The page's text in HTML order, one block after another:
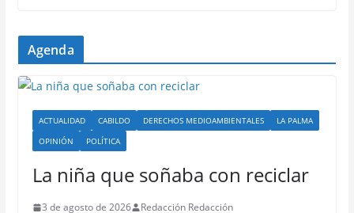
Agenda
ACTUALIDAD CABILDO DERECHOS MEDIOAMBIENTALES
LA PALMA
OPINIÓN
POLÍTICA
La niña que soñaba con reciclar
3 de agosto de 2026 Redacción Redacción